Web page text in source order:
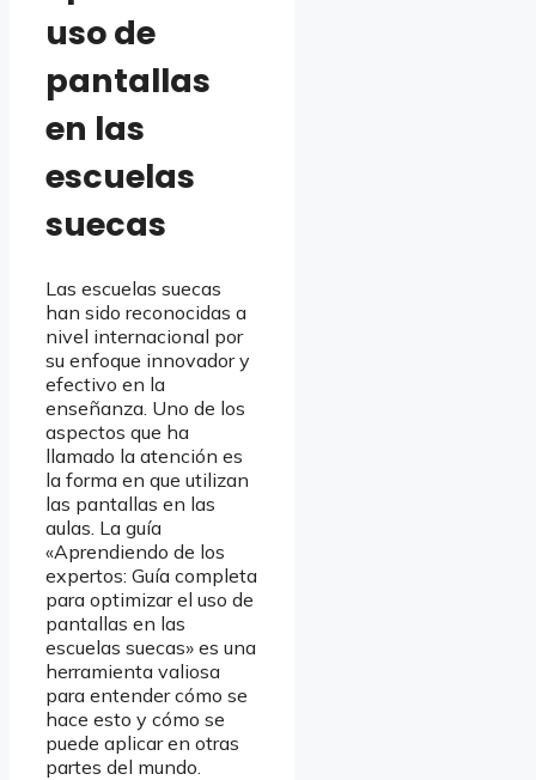
uso de
pantallas
en las
escuelas
suecas
Las escuelas suecas
han sido reconocidas a
nivel internacional por
su enfoque innovador y
efectivo en la
enseñanza. Uno de los
aspectos que ha
llamado la atención es
la forma en que utilizan
las pantallas en las
aulas. La guía
«Aprendiendo de los
expertos: Guía completa
para optimizar el uso de
pantallas en las
escuelas suecas» es una
herramienta valiosa
para entender cómo se
hace esto y cómo se
puede aplicar en otras
partes del mundo.